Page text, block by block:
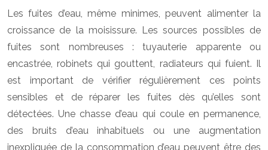
Les fuites d’eau, même minimes, peuvent alimenter la
croissance de la moisissure. Les sources possibles de
fuites sont nombreuses : tuyauterie apparente ou
encastrée, robinets qui gouttent, radiateurs qui fuient. Il
est important de vérifier régulièrement ces points
sensibles et de réparer les fuites dès qu’elles sont
détectées. Une chasse d’eau qui coule en permanence,
des bruits d’eau inhabituels ou une augmentation
inexpliquée de la consommation d’eau peuvent être des